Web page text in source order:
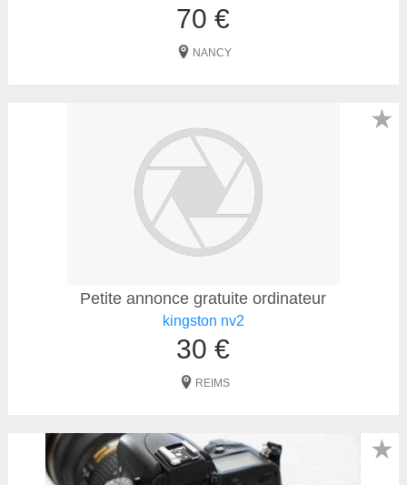
70 €
NANCY
Petite annonce gratuite ordinateur
kingston nv2
30 €
REIMS
★
★